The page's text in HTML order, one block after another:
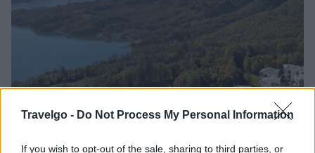
Travelgo - Do Not Process My Personal Information
If you wish to opt-out of the sale, sharing to third parties, or